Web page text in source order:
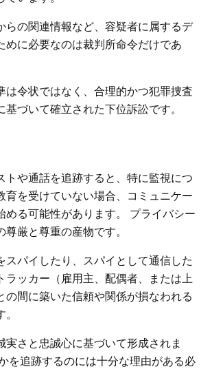
らの関連情報など、容疑者に属するデ
めに必要なのは裁判所命令だけであ
は令状ではなく、合理的かつ犯罪捜査
づいて確立された下位訴訟です。
トや通話を追跡すると、特に監視につ
育を受けていない場合、コミュニケー
める可能性があります。 プライバシー
厳と尊重の産物です。
スパイしたり、スパイとして通信した
ラッカー（雇用主、配偶者、または上
の間に築いた信頼や関係が損なわれる
実さと忠誠心に基づいて形成されま
を追跡するのには十分な理由がある必